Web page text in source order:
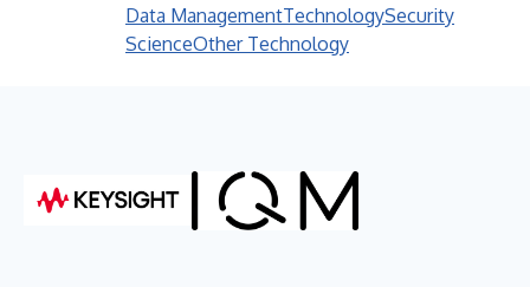
Data ManagementTechnologySecurity
ScienceOther Technology